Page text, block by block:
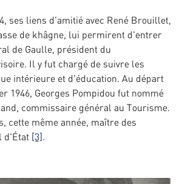
ses liens d'amitié avec René Brouillet,
de khâgne, lui permirent d'entrer
de Gaulle, président du
Il y fut chargé de suivre les
intérieure et d'éducation. Au départ
1946, Georges Pompidou fut nommé
commissaire général au Tourisme.
cette même année, maître des
d'État [3].